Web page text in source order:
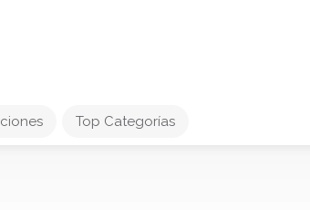
Top Categorías